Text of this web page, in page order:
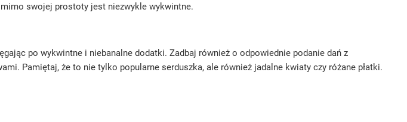
swojej prostoty jest niezwykle wykwintne.
po wykwintne i niebanalne dodatki. Zadbaj również o odpowiednie podanie dań z
Pamiętaj, że to nie tylko popularne serduszka, ale również jadalne kwiaty czy różane płatki.